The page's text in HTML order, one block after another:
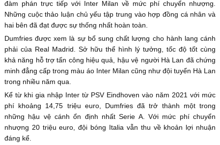
đàm phán trực tiếp với Inter Milan về mức phí chuyển nhượng.
Những cuộc thảo luận chủ yếu tập trung vào hợp đồng cá nhân và
hai bên đã đạt được sự thống nhất hoàn toàn.
Dumfries được xem là sự bổ sung chất lượng cho hành lang cánh
phải của Real Madrid. Sở hữu thể hình lý tưởng, tốc độ tốt cùng
khả năng hỗ trợ tấn công hiệu quả, hậu vệ người Hà Lan đã chứng
minh đẳng cấp trong màu áo Inter Milan cũng như đội tuyển Hà Lan
trong nhiều năm qua.
Kể từ khi gia nhập Inter từ PSV Eindhoven vào năm 2021 với mức
phí khoảng 14,75 triệu euro, Dumfries đã trở thành một trong
những hậu vệ cánh ổn định nhất Serie A. Với mức phí chuyển
nhượng 20 triệu euro, đội bóng Italia vẫn thu về khoản lợi nhuận
đáng kể.